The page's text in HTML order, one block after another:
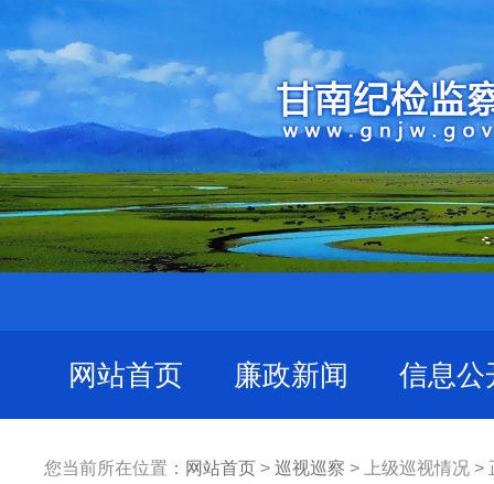
网站首页 廉政新闻 信息公
您当前所在位置： 网站首页 > 巡视巡察 > 上级巡视情况 >